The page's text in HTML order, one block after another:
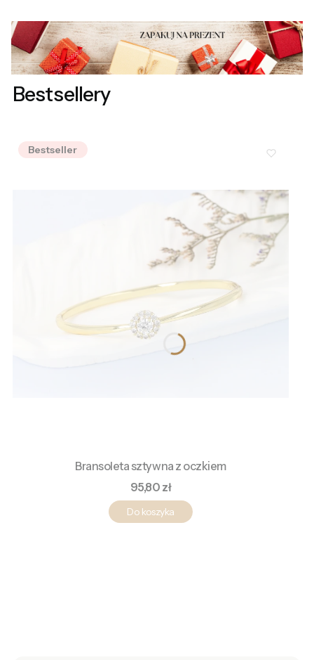
Bestsellery
Bestseller
Bransoleta sztywna z oczkiem
Cena
95,80 zł
Do koszyka